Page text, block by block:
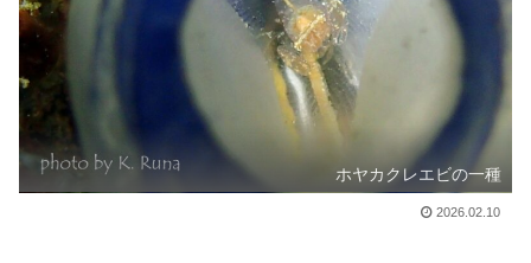
ホヤカクレエビの一種
2026.02.10